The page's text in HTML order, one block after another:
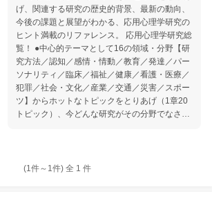
げ、関連する研究の歴史的背景、最新の動向、
今後の課題と展望がわかる、応用心理学研究の
ヒント満載のリファレンス。 応用心理学研究総
覧！ ●中心的テーマとして16の領域・分野【研
究方法／認知／感情・情動／教育／発達／パー
ソナリティ／臨床／福祉／健康／看護・医療／
犯罪／社会・文化／産業／交通／災害／スポー
ツ】からホットなトピックをとりあげ（1章20
トピック）、今どんな研究がその分野でなされ
地が俯瞰できる総説付き。 ●研究のヒントが満
(1件～ 1件) 全 1 件